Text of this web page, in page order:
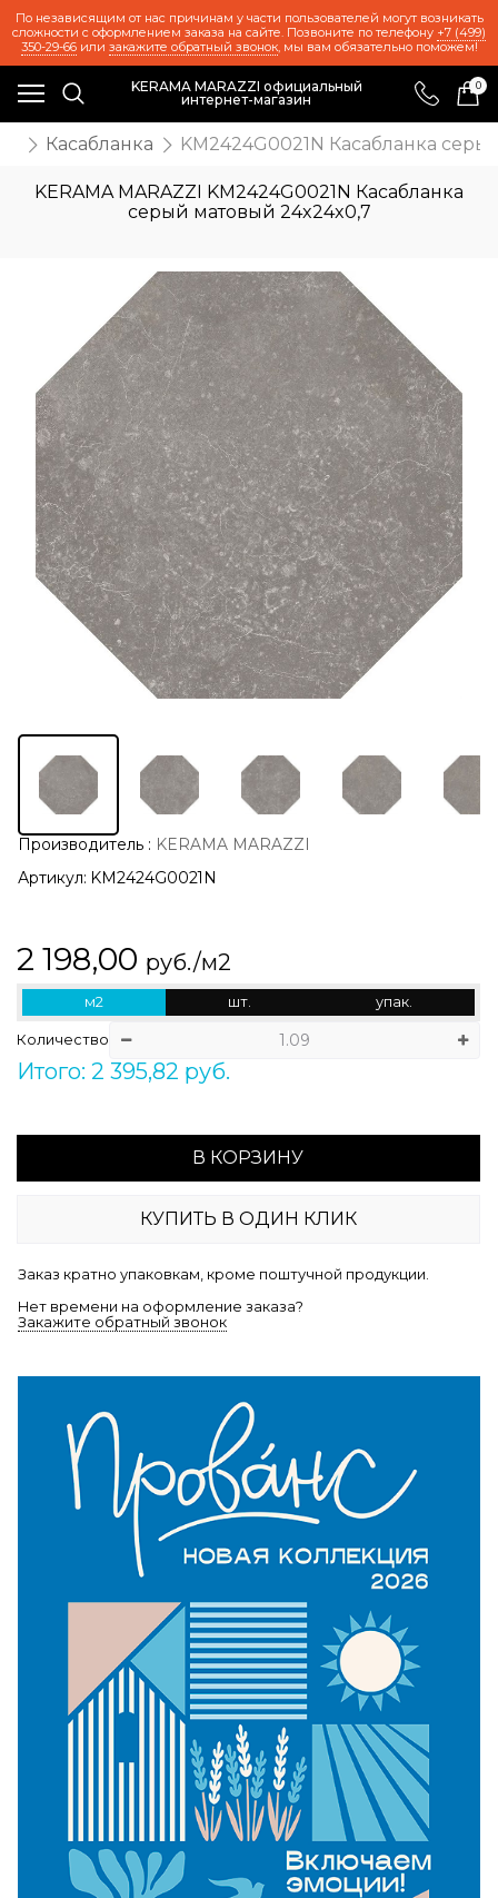
По независящим от нас причинам у части пользователей могут возникать
сложности с оформлением заказа на сайте. Позвоните по телефону +7 (499)
350-29-66или закажите обратный звонок, мы вам обязательно поможем!
KERAMA MARAZZI официальный
интернет-магазин
0
Касабланка KM2424G0021N Касабланка
KERAMA MARAZZI KM2424G0021N Касабланка
серый матовый 24x24x0,7
Производитель : KERAMA MARAZZI
Артикул: KM2424G0021N
2 198,00 руб./м2
м2 шт. упак.
Количество
Итого: 2 395,82 руб.
В КОРЗИНУ
КУПИТЬ В ОДИН КЛИК
Заказ кратно упаковкам, кроме поштучной продукции.
Нет времени на оформление заказа?
Закажите обратный звонок